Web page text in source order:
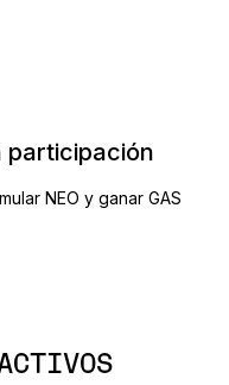
participación
NEO y ganar GAS